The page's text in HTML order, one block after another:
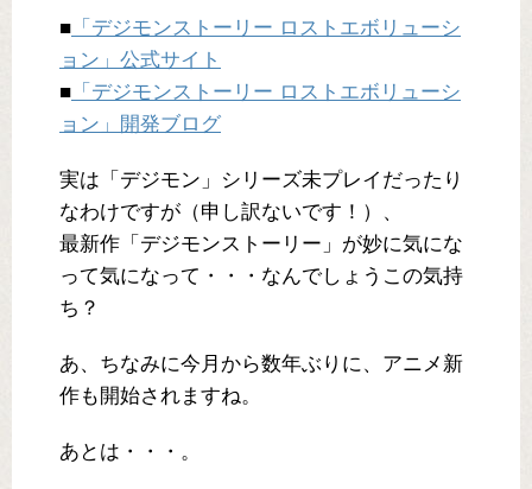
■ 「デジモンストーリー ロストエボリューシ
ョン」公式サイト
■ 「デジモンストーリー ロストエボリューシ
ョン」開発ブログ
実は「デジモン」シリーズ未プレイだったり
なわけですが（申し訳ないです！）、
最新作「デジモンストーリー」が妙に気にな
って気になって・・・なんでしょうこの気持
ち？
あ、ちなみに今月から数年ぶりに、アニメ新
作も開始されますね。
あとは・・・。